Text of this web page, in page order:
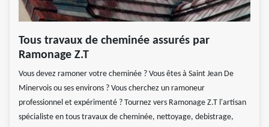
Tous travaux de cheminée assurés par
Ramonage Z.T
Vous devez ramoner votre cheminée ? Vous êtes à Saint Jean De
Minervois ou ses environs ? Vous cherchez un ramoneur
professionnel et expérimenté ? Tournez vers Ramonage Z.T l'artisan
spécialiste en tous travaux de cheminée, nettoyage, debistrage,